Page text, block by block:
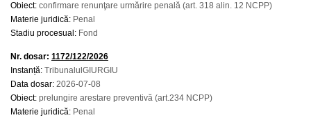
Obiect: confirmare renunţare urmărire penală (art. 318 alin. 12 NCPP)
Materie juridică: Penal
Stadiu procesual: Fond
Nr. dosar: 1172/122/2026
Instanță: TribunalulGIURGIU
Data dosar: 2026-07-08
Obiect: prelungire arestare preventivă (art.234 NCPP)
Materie juridică: Penal